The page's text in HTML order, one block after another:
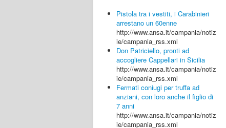
Pistola tra i vestiti, i Carabinieri
arrestano un 60enne
http://www.ansa.it/campania/notiz
ie/campania_rss.xml
Don Patriciello, pronti ad
accogliere Cappellari in Sicilia
http://www.ansa.it/campania/notiz
ie/campania_rss.xml
Fermati coniugi per truffa ad
anziani, con loro anche il figlio di
7 anni
http://www.ansa.it/campania/notiz
ie/campania_rss.xml